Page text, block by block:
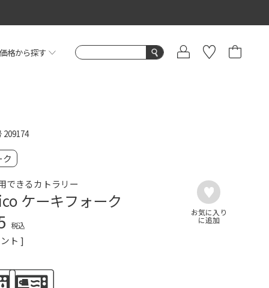
価格から探す
209174
ク
できるカトラリー
ケーキフォーク
税込
ト ]